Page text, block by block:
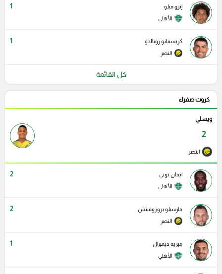
إنزو ميلو 1
الأهلي
كريستيانو رونالدو 1
النصر
كل القائمة
كروت صفراء
ويسلي
2
النصر
ايفان توني 2
الأهلي
مارسيلو بروزوفيتش 2
النصر
ميريه ديميرال 1
الأهلي